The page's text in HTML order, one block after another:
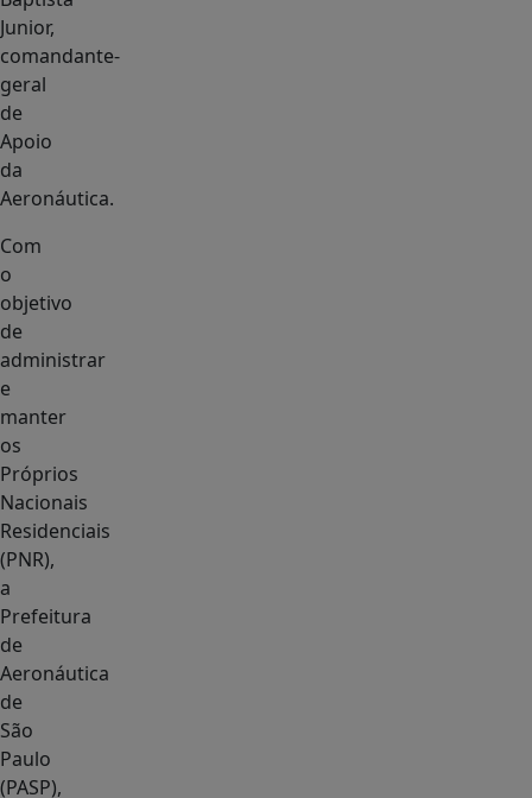
Junior,
comandante-
geral
de
Apoio
da
Aeronáutica.
Com
o
objetivo
de
administrar
e
manter
os
Próprios
Nacionais
Residenciais
(PNR),
a
Prefeitura
de
Aeronáutica
de
São
Paulo
(PASP),